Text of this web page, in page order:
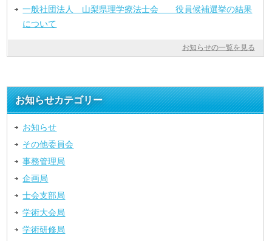
一般社団法人 山梨県理学療法士会 役員候補選挙の結果
について
お知らせの一覧を見る
お知らせカテゴリー
お知らせ
その他委員会
事務管理局
企画局
士会支部局
学術大会局
学術研修局